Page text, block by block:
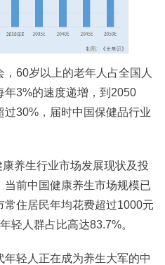
60岁以上的老年人占全国人
年3%的速度递增，到2050
30%，届时中国保健品行业
养生行业市场发展现状及投
前中国健康养生市场规模已
住居民年均花费超过1000元
轻人群占比高达83.7%。
轻人正在成为养生大军的中